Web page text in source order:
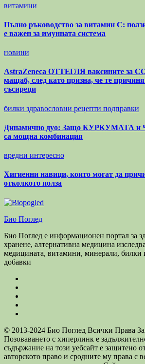
витамини
Пълно ръководство за витамин С:
е важен за имунната система
новини
AstraZeneca ОТТЕГЛЯ ваксините за
мащаб, след като призна, че те
съсиреци
билки здравословни рецепти подправки
Динамично дуо: Защо КУРКУМАТА
са мощна комбинация
вредни интересно
Хигиенни навици, които могат да
отколкото полза
Био Поглед
Био Поглед е информационен портал за
хранене, алтернативна медицина
медицината, витамини, минерали, билки
добавки
© 2013-2024 Био Поглед Всички Права
Позоваването с хиперлинк е
съдържание на този уебсайт е защитено
авторското право и сродните му права с